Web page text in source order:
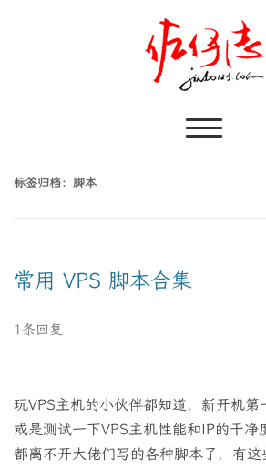
标签归档： 脚本
常用 VPS 脚本合集
1条回复
玩VPS主机的小伙伴都知道，新开机
或是测试一下VPS主机性能和IP的干净
都离不开大佬们写的各种脚本了，有